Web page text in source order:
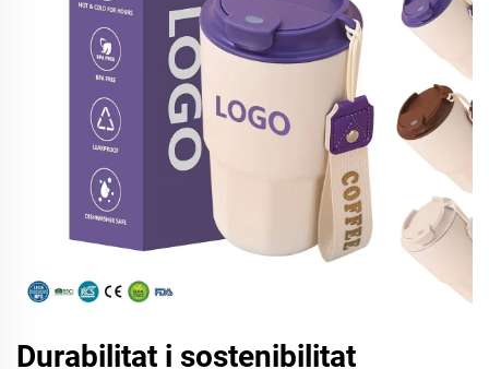
Durabilitat i sostenibilitat